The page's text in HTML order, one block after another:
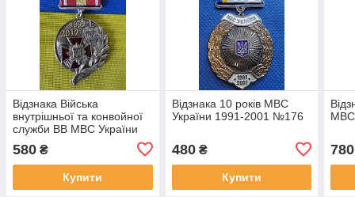
Відзнака Війська
внутрішньої та конвойної
служби ВВ МВС України
580 ₴
Купити
Відзнака 10 років МВС
України 1991-2001 №176
480₴
Купити
МВС
780